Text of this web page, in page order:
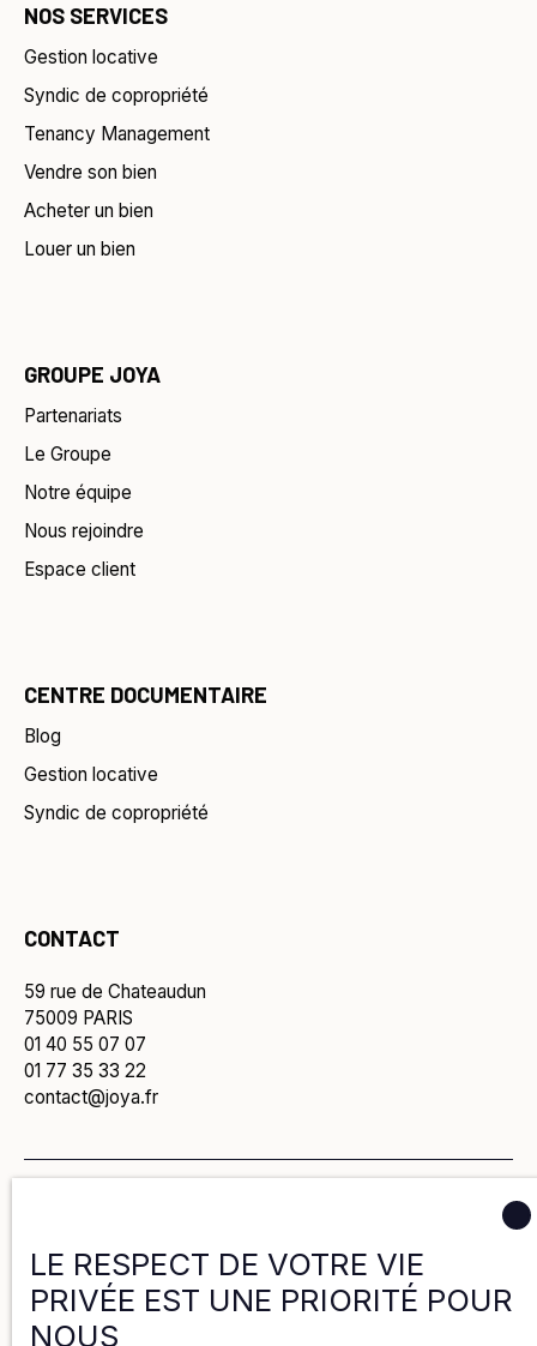
NOS SERVICES
Gestion locative
Syndic de copropriété
Tenancy Management
Vendre son bien
Acheter un bien
Louer un bien
GROUPE JOYA
Partenariats
Le Groupe
Notre équipe
Nous rejoindre
Espace client
CENTRE DOCUMENTAIRE
Blog
Gestion locative
Syndic de copropriété
CONTACT
59 rue de Chateaudun
75009 PARIS
01 40 55 07 07
01 77 35 33 22
contact@joya.fr
Politique de cookies
LE RESPECT DE VOTRE VIE
PRIVÉE EST UNE PRIORITÉ POUR
NOUS